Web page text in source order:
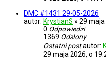
DMC #1431 29-05-2026
autor: KrystianS » 29 maja
0 Odpowiedzi
1369 Odsłony
Ostatni postautor:
29 maja 2026, o